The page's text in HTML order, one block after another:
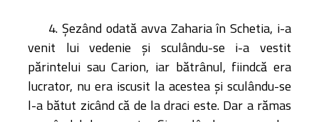
4. Şezând odată avva Zaharia în Schetia, i-a
venit lui vedenie şi sculându-se i-a vestit
părintelui sau Carion, iar bătrânul, fiindcă era
lucrator, nu era iscusit la acestea şi sculându-se
l-a bătut zicând că de la draci este. Dar a rămas